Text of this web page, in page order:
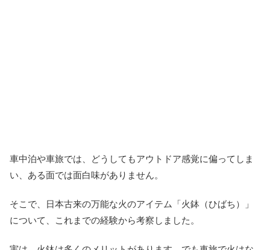
車中泊や車旅では、どうしてもアウトドア感覚に偏ってしま
い、ある面では面白味がありません。
そこで、日本古来の万能な火のアイテム「火鉢（ひばち）」
について、これまでの経験から考察しました。